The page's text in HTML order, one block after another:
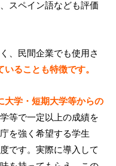
スペイン語なども評価
、民間企業でも使用さ
ることも特徴です。
大学・短期大学等からの
等で一定以上の成績を
を強く希望する学生
です。実際に導入して